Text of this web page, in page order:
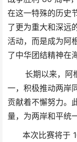
在这一特殊的历史
了更为重大和深远
活动，而是成为阿
了中华团结精神在
长期以来，阿根
一，积极推动两岸
贡献着不懈努力。
量，为两岸和平统
本次比赛将于